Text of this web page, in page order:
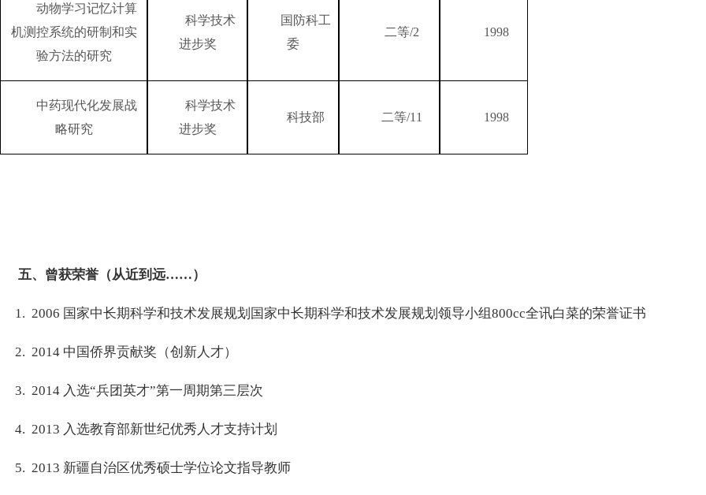
动物学习记忆计算
机测控系统的研制和实
验方法的研究
科学技术
进步奖
国防科工
委
二等/2 1998
中药现代化发展战
略研究
科学技术
进步奖
科技部 二等/11 1998
五、曾获荣誉（从近到远……）
1. 2006 国家中长期科学和技术发展规划国家中长期科学和技术发展规划领导小组800cc全讯白菜的荣誉证书
2. 2014 中国侨界贡献奖（创新人才）
3. 2014 入选“兵团英才”第一周期第三层次
4. 2013 入选教育部新世纪优秀人才支持计划
5. 2013 新疆自治区优秀硕士学位论文指导教师